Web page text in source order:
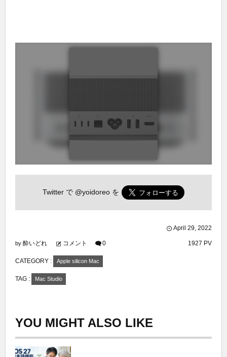
Twitter で @yoidoreo を
April 29, 2022
by 酔いどれ コメント 0 1927 PV
CATEGORY : Apple silicon Mac
TAG : Mac Studio
YOU MIGHT ALSO LIKE